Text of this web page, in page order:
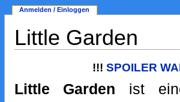
Little Garden
!!!SPOILER
Little Garden ist
Anmelden / Einloggen